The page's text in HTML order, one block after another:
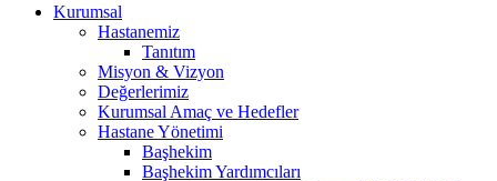
Kurumsal
Hastanemiz
Tanıtım
Misyon & Vizyon
Değerlerimiz
Kurumsal Amaç ve Hedefler
Hastane Yönetimi
Başhekim
Başhekim Yardımcıları